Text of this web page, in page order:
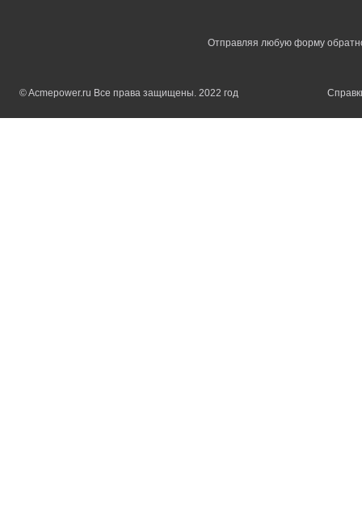
Отправляя любую форму
© Acmepower.ru Все права защищены. 2022 год